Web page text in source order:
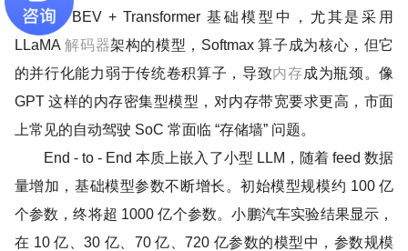
在 BEV + Transformer 基础模型中，尤其是采用
LLaMA解码器架构的模型，Softmax 算子成为核心，但它
的并行化能力弱于传统卷积算子，导致内存成为瓶颈。像
GPT 这样的内存密集型模型，对内存带宽要求更高，市面
上常见的自动驾驶 SoC 常面临 “存储墙” 问题。
End - to - End 本质上嵌入了小型 LLM，随着 feed 数据
量增加，基础模型参数不断增长。初始模型规模约 100 亿
个参数，终将超 1000 亿个参数。小鹏汽车实验结果显示，
在 10 亿、30 亿、70 亿、720 亿参数的模型中，参数规模